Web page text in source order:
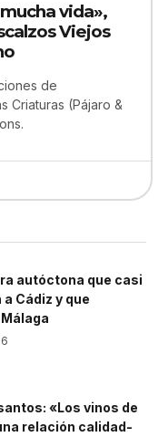
vida»,
Viejos
de
Criaturas (Pájaro &
autóctona que casi
Cádiz y que
«Los vinos de
relación calidad-